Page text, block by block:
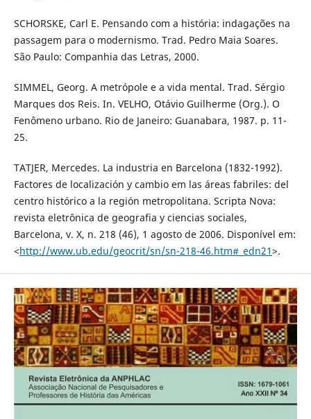
SCHORSKE, Carl E. Pensando com a história: indagações na
passagem para o modernismo. Trad. Pedro Maia Soares.
São Paulo: Companhia das Letras, 2000.
SIMMEL, Georg. A metrópole e a vida mental. Trad. Sérgio
Marques dos Reis. In. VELHO, Otávio Guilherme (Org.). O
Fenômeno urbano. Rio de Janeiro: Guanabara, 1987. p. 11-
25.
TATJER, Mercedes. La industria en Barcelona (1832-1992).
Factores de localización y cambio em las áreas fabriles: del
centro histórico a la región metropolitana. Scripta Nova:
revista eletrônica de geografia y ciencias sociales,
Barcelona, v. X, n. 218 (46), 1 agosto de 2006. Disponível em:
<http://www.ub.edu/geocrit/sn/sn-218-46.htm#_edn21>.